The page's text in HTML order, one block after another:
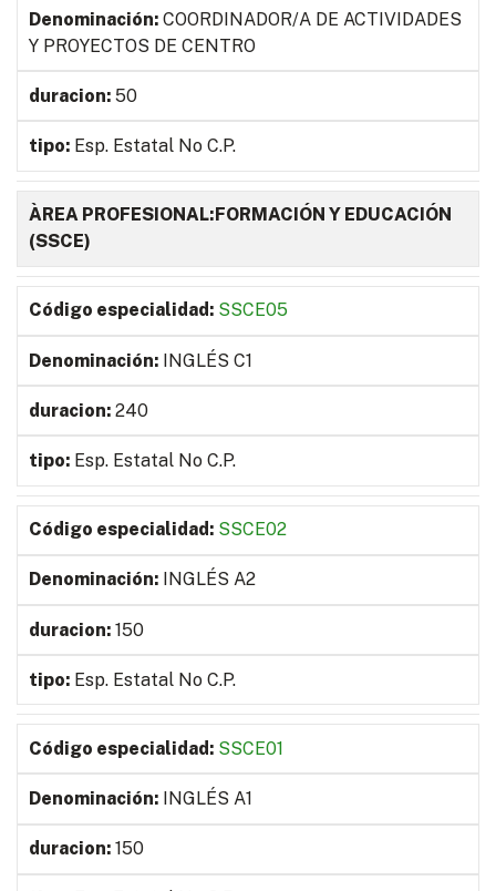
COORDINADOR/A DE ACTIVIDADES
Y PROYECTOS DE CENTRO
50
Esp. Estatal No C.P.
ÀREA PROFESIONAL:FORMACIÓN Y EDUCACIÓN
(SSCE)
SSCE05
INGLÉS C1
240
Esp. Estatal No C.P.
SSCE02
INGLÉS A2
150
Esp. Estatal No C.P.
SSCE01
INGLÉS A1
150